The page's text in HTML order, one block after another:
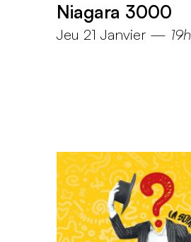
Niagara 3000
Jeu 21 Janvier — 19h